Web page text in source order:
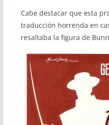
Cabe destacar que esta
traducción horrenda en
resaltaba la figura de